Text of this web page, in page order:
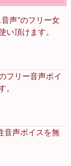
声”のフリー女
い頂けます。
フリー音声ボイ
。
音声ボイスを無